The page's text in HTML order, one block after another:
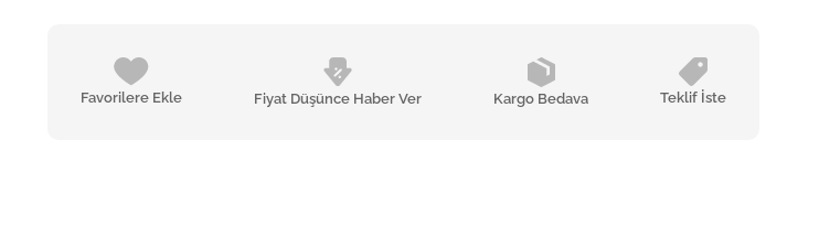
Favorilere Ekle Fiyat Düşünce Haber Ver Kargo Bedava Teklif İste